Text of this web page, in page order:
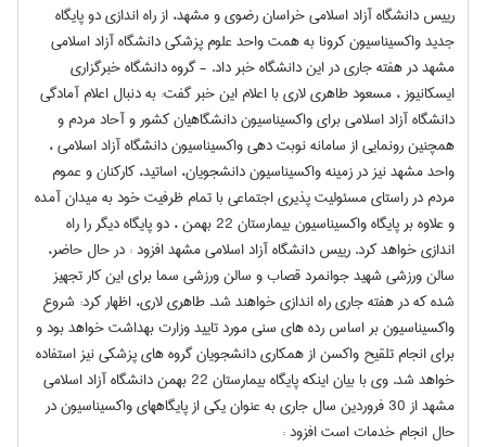
رییس دانشگاه آزاد اسلامی خراسان رضوی و مشهد، از راه اندازی دو پایگاه
جدید واکسیناسیون کرونا به همت واحد علوم پزشکی دانشگاه آزاد اسلامی
مشهد در هفته جاری در این دانشگاه خبر داد. - گروه دانشگاه خبرگزاری
ایسکانیوز ، مسعود طاهری لاری با اعلام این خبر گفت: به دنبال اعلام آمادگی
دانشگاه آزاد اسلامی برای واکسیناسیون دانشگاهیان کشور و آحاد مردم و
همچنین رونمایی از سامانه نوبت دهی واکسیناسیون دانشگاه آزاد اسلامی ،
واحد مشهد نیز در زمینه واکسیناسیون دانشجویان، اساتید، کارکنان و عموم
مردم در راستای مسئولیت پذیری اجتماعی با تمام ظرفیت خود به میدان آمده
و علاوه بر پایگاه واکسیناسیون بیمارستان 22 بهمن ، دو پایگاه دیگر را راه
اندازی خواهد کرد. رییس دانشگاه آزاد اسلامی مشهد افزود : در حال حاضر،
سالن ورزشی شهید جوانمرد قصاب و سالن ورزشی سما برای این کار تجهیز
شده که در هفته جاری راه اندازی خواهند شد. طاهری لاری، اظهار کرد: شروع
واکسیناسیون بر اساس رده های سنی مورد تایید وزارت بهداشت خواهد بود و
برای انجام تلقیح واکسن از همکاری دانشجویان گروه های پزشکی نیز استفاده
خواهد شد. وی با بیان اینکه پایگاه بیمارستان 22 بهمن دانشگاه آزاد اسلامی
مشهد از 30 فروردین سال جاری به عنوان یکی از پایگاههای واکسیناسیون در
حال انجام خدمات است افزود :